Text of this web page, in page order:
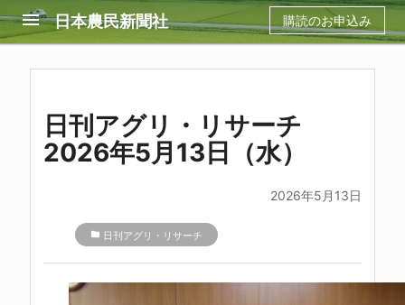
menu 日本農民新聞社 購読のお申込み
日刊アグリ・リサーチ
2026年5月13日（水）
2026年5月13日
folder 日刊アグリ・リサーチ